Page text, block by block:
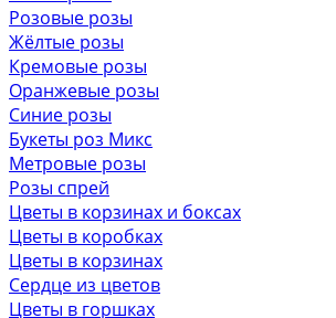
Розовые розы
Жёлтые розы
Кремовые розы
Оранжевые розы
Синие розы
Букеты роз Микс
Метровые розы
Розы спрей
Цветы в корзинах и боксах
Цветы в коробках
Цветы в корзинах
Сердце из цветов
Цветы в горшках